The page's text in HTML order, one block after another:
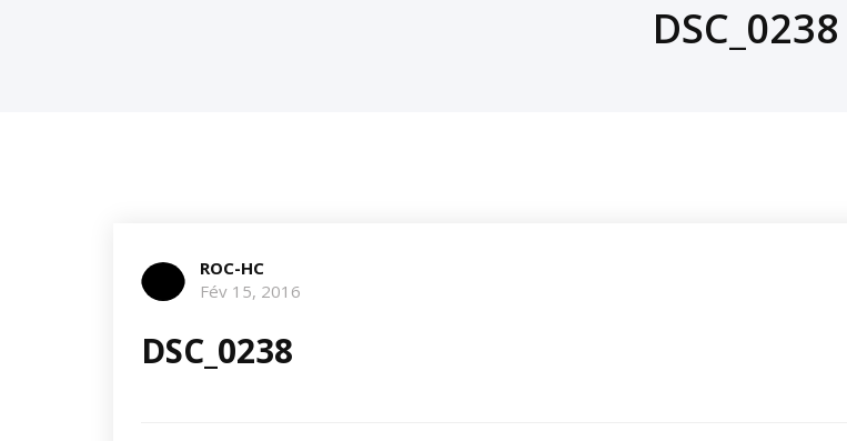
DSC_0238
ROC-HC
Fév 15, 2016
DSC_0238